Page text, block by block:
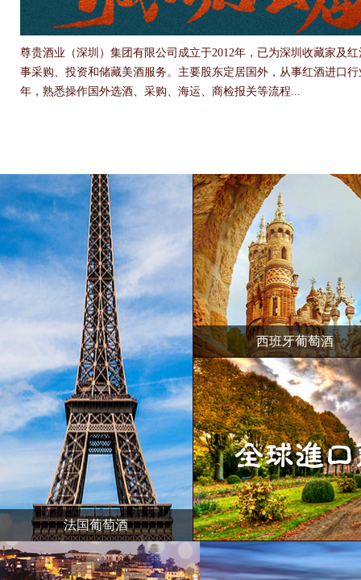
尊贵酒业（深圳）集团有限公司成立于2012年，已为深圳收藏家及
事采购、投资和储藏美酒服务。主要股东定居国外，从事红酒进口行
年，熟悉操作国外选酒、采购、海运、商检报关等流程...
法国葡萄酒
西班牙葡萄酒